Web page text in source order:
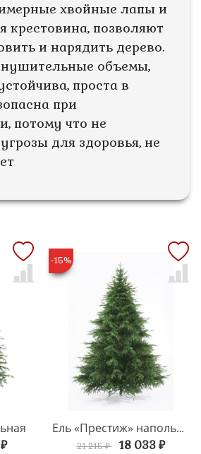
хвойные лапы и
крестовина, позволяют
и нарядить дерево.
объемы,
проста в
при
потому что не
для здоровья, не
-15%
Ель «Престиж» напольная
21 215 ₽ 18 033 ₽